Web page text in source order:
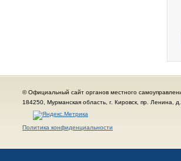
© Официальный сайт органов местного
184250, Мурманская область, г. Кировск, пр. Ленина,
Политика конфиденциальности